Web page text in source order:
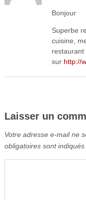
Bonjour
Superbe
cuisine,
restaurant
sur http://
Laisser un
Votre adresse e-mail ne
obligatoires sont indiqués